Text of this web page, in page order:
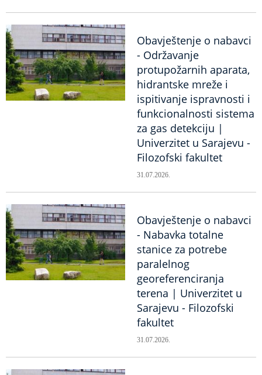
Obavještenje o nabavci
- Održavanje
protupožarnih aparata,
hidrantske mreže i
ispitivanje ispravnosti i
funkcionalnosti sistema
za gas detekciju |
Univerzitet u Sarajevu -
Filozofski fakultet
31.07.2026.
Obavještenje o nabavci
- Nabavka totalne
stanice za potrebe
paralelnog
georeferenciranja
terena | Univerzitet u
Sarajevu - Filozofski
fakultet
31.07.2026.